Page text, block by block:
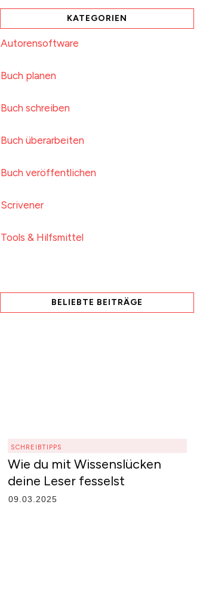
KATEGORIEN
Autorensoftware
Buch planen
Buch schreiben
Buch überarbeiten
Buch veröffentlichen
Scrivener
Tools & Hilfsmittel
BELIEBTE BEITRÄGE
SCHREIBTIPPS
Wie du mit Wissenslücken
deine Leser fesselst
09.03.2025